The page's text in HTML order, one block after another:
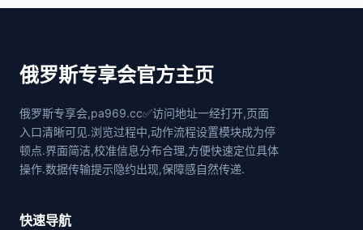
俄罗斯专享会官方主页
俄罗斯专享会,pa969.cc✅访问地址一经打开,页面
入口清晰可见.浏览过程中,动作流程设置模块成为停
顿点.界面简洁,校准信息分布合理,方便快速定位具体
操作.数据传输提示隐约出现,保障感自然传递.
快速导航